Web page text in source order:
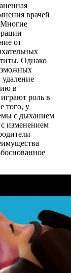
врачей
Многие
от
Однако
в
роль в
того, у
с дыханием
изменением